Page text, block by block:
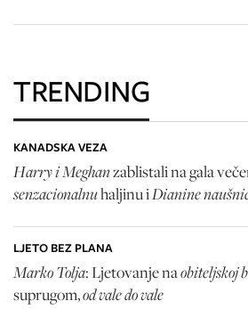
TRENDING
KANADSKA VEZA
Harry i Meghanzablistali na gala
senzacionalnuhaljinu iDianine
LJETO BEZ PLANA
Marko Tolja: Ljetovanje naobiteljskoj
suprugom,od vale do vale